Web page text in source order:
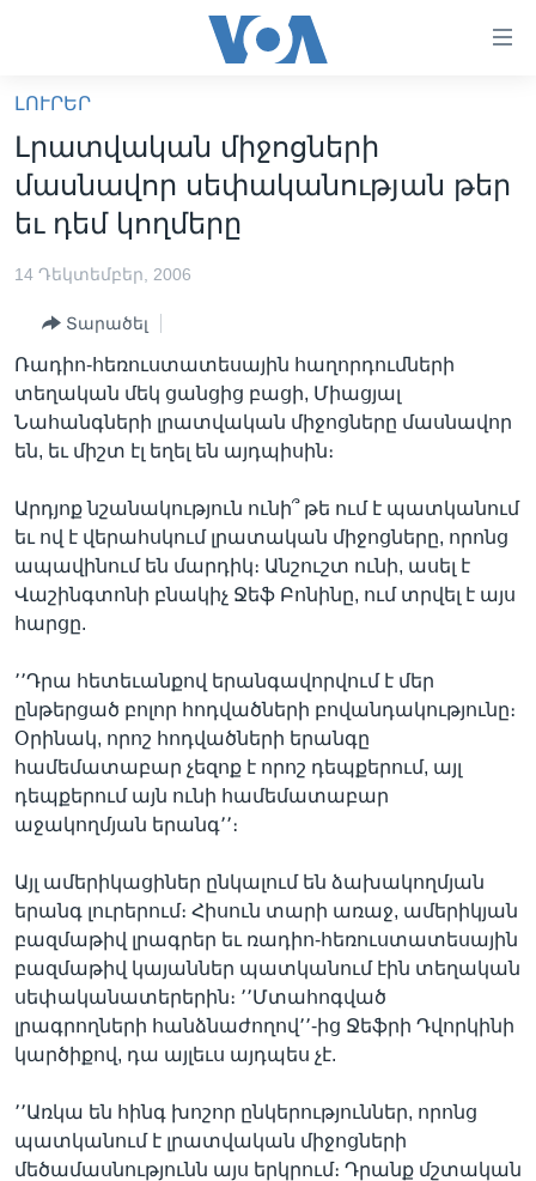
հիմնական
բովանդակությանը
անցնել
բովանդակությանը
բովանդակություն
ԼՈՒՐԵՐ
ՍՓՅՈՒՌՔ
IN ENGLISH
ՄԵՐ ՄԱՍԻՆ
«ԱՄԵՐԻԿԱՅԻ ՁԱՅՆ»-Ի ԿԱՆՈՆԱԴՐՈՒԹՅՈՒՆ
ՈՒԿՐԱԻՆԱԿԱՆ ՊԱՏԵՐԱԶՄ
Learning English
ՀԵՏԵՒԵՔ ՄԵԶ
Լեզուներ
ԼՈՒՐԵՐ
Լրատվական միջոցների
մասնավոր սեփականության թեր
եւ դեմ կողմերը
14 Դեկտեմբեր, 2006
Տարածել
Ռադիո-հեռուստատեսային հաղորդումների
տեղական մեկ ցանցից բացի, Միացյալ
Նահանգների լրատվական միջոցները մասնավոր
են, եւ միշտ էլ եղել են այդպիսին։
Արդյոք նշանակություն ունի՞ թե ում է պատկանում
եւ ով է վերահսկում լրատական միջոցները, որոնց
ապավինում են մարդիկ։ Անշուշտ ունի, ասել է
Վաշինգտոնի բնակիչ Ջեֆ Բոնինը, ում տրվել է այս
հարցը.
՚՚Դրա հետեւանքով երանգավորվում է մեր
ընթերցած բոլոր հոդվածների բովանդակությունը։
Օրինակ, որոշ հոդվածների երանգը
համեմատաբար չեզոք է որոշ դեպքերում, այլ
դեպքերում այն ունի համեմատաբար
աջակողմյան երանգ՚՚։
Այլ ամերիկացիներ ընկալում են ձախակողմյան
երանգ լուրերում։ Հիսուն տարի առաջ, ամերիկյան
բազմաթիվ լրագրեր եւ ռադիո-հեռուստատեսային
բազմաթիվ կայաններ պատկանում էին տեղական
սեփականատերերին։ ՚՚Մտահոգված
լրագրողների հանձնաժողով՚՚-ից Ջեֆրի Դվորկինի
կարծիքով, դա այլեւս այդպես չէ.
՚՚Առկա են հինգ խոշոր ընկերություններ, որոնց
պատկանում է լրատվական միջոցների
մեծամասնությունն այս երկրում։ Դրանք մշտական